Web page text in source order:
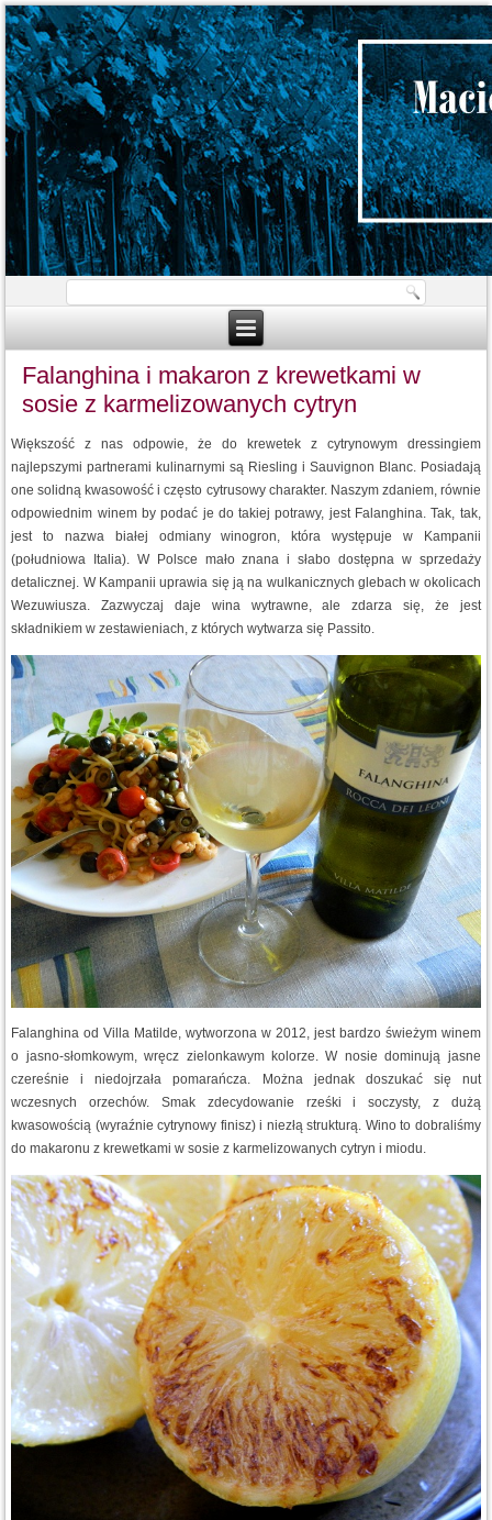
Falanghina i makaron z krewetkami w
sosie z karmelizowanych cytryn
Większość z nas odpowie, że do krewetek z cytrynowym dressingiem
najlepszymi partnerami kulinarnymi są Riesling i Sauvignon Blanc. Posiadają
one solidną kwasowość i często cytrusowy charakter. Naszym zdaniem, równie
odpowiednim winem by podać je do takiej potrawy, jest Falanghina. Tak, tak,
jest to nazwa białej odmiany winogron, która występuje w Kampanii
(południowa Italia). W Polsce mało znana i słabo dostępna w sprzedaży
detalicznej. W Kampanii uprawia się ją na wulkanicznych glebach w okolicach
Wezuwiusza. Zazwyczaj daje wina wytrawne, ale zdarza się, że jest
składnikiem w zestawieniach, z których wytwarza się Passito.
Falanghina od Villa Matilde, wytworzona w 2012, jest bardzo świeżym winem
o jasno-słomkowym, wręcz zielonkawym kolorze. W nosie dominują jasne
czereśnie i niedojrzała pomarańcza. Można jednak doszukać się nut
wczesnych orzechów. Smak zdecydowanie rześki i soczysty, z dużą
kwasowością (wyraźnie cytrynowy finisz) i niezłą strukturą. Wino to dobraliśmy
do makaronu z krewetkami w sosie z karmelizowanych cytryn i miodu.